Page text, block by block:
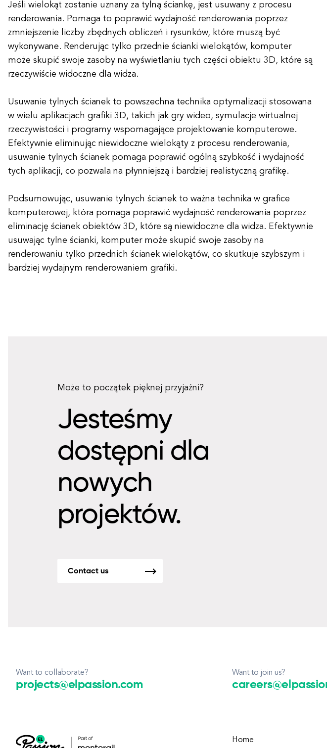
Jeśli wielokąt zostanie uznany za tylną ściankę, jest usuwany z procesu
renderowania. Pomaga to poprawić wydajność renderowania poprzez
zmniejszenie liczby zbędnych obliczeń i rysunków, które muszą być
wykonywane. Renderując tylko przednie ścianki wielokątów, komputer
może skupić swoje zasoby na wyświetlaniu tych części obiektu 3D, które są
rzeczywiście widoczne dla widza.
Usuwanie tylnych ścianek to powszechna technika optymalizacji stosowana
w wielu aplikacjach grafiki 3D, takich jak gry wideo, symulacje wirtualnej
rzeczywistości i programy wspomagające projektowanie komputerowe.
Efektywnie eliminując niewidoczne wielokąty z procesu renderowania,
usuwanie tylnych ścianek pomaga poprawić ogólną szybkość i wydajność
tych aplikacji, co pozwala na płynniejszą i bardziej realistyczną grafikę.
Podsumowując, usuwanie tylnych ścianek to ważna technika w grafice
komputerowej, która pomaga poprawić wydajność renderowania poprzez
eliminację ścianek obiektów 3D, które są niewidoczne dla widza. Efektywnie
usuwając tylne ścianki, komputer może skupić swoje zasoby na
renderowaniu tylko przednich ścianek wielokątów, co skutkuje szybszym i
bardziej wydajnym renderowaniem grafiki.
Może to początek pięknej przyjaźni?
Jesteśmy
dostępni dla
nowych
projektów.
Contact us
Want to collaborate?
projects@elpassion.com
Want to join us?
Home